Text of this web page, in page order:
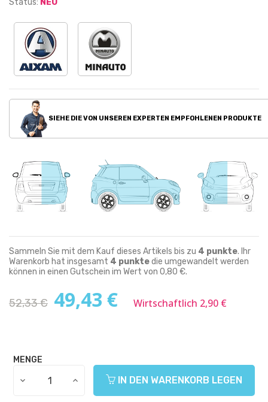
Status: NEU
SIEHE DIE VON UNSEREN EXPERTEN EMPFOHLENEN PRODUKTE
Sammeln Sie mit dem Kauf dieses Artikels bis zu 4 punkte. Ihr
Warenkorb hat insgesamt 4 punktedie umgewandelt werden
können in einen Gutschein im Wert von 0,80 €.
52,33 € 49,43 € Wirtschaftlich 2,90 €
MENGE
IN DEN WARENKORB LEGEN